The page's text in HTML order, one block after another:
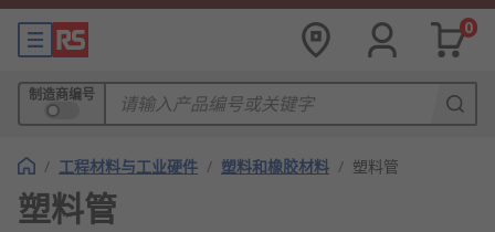
0
制造商编号
/ 工程材料与工业硬件 / 塑料和橡胶材料 / 塑料管
塑料管